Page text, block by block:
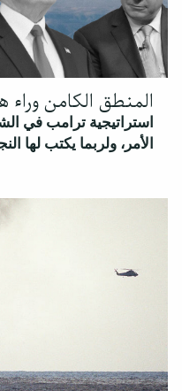
المنطق الكامن وراء
استراتيجية ترامب في
الأمر، ولربما يكتب لها